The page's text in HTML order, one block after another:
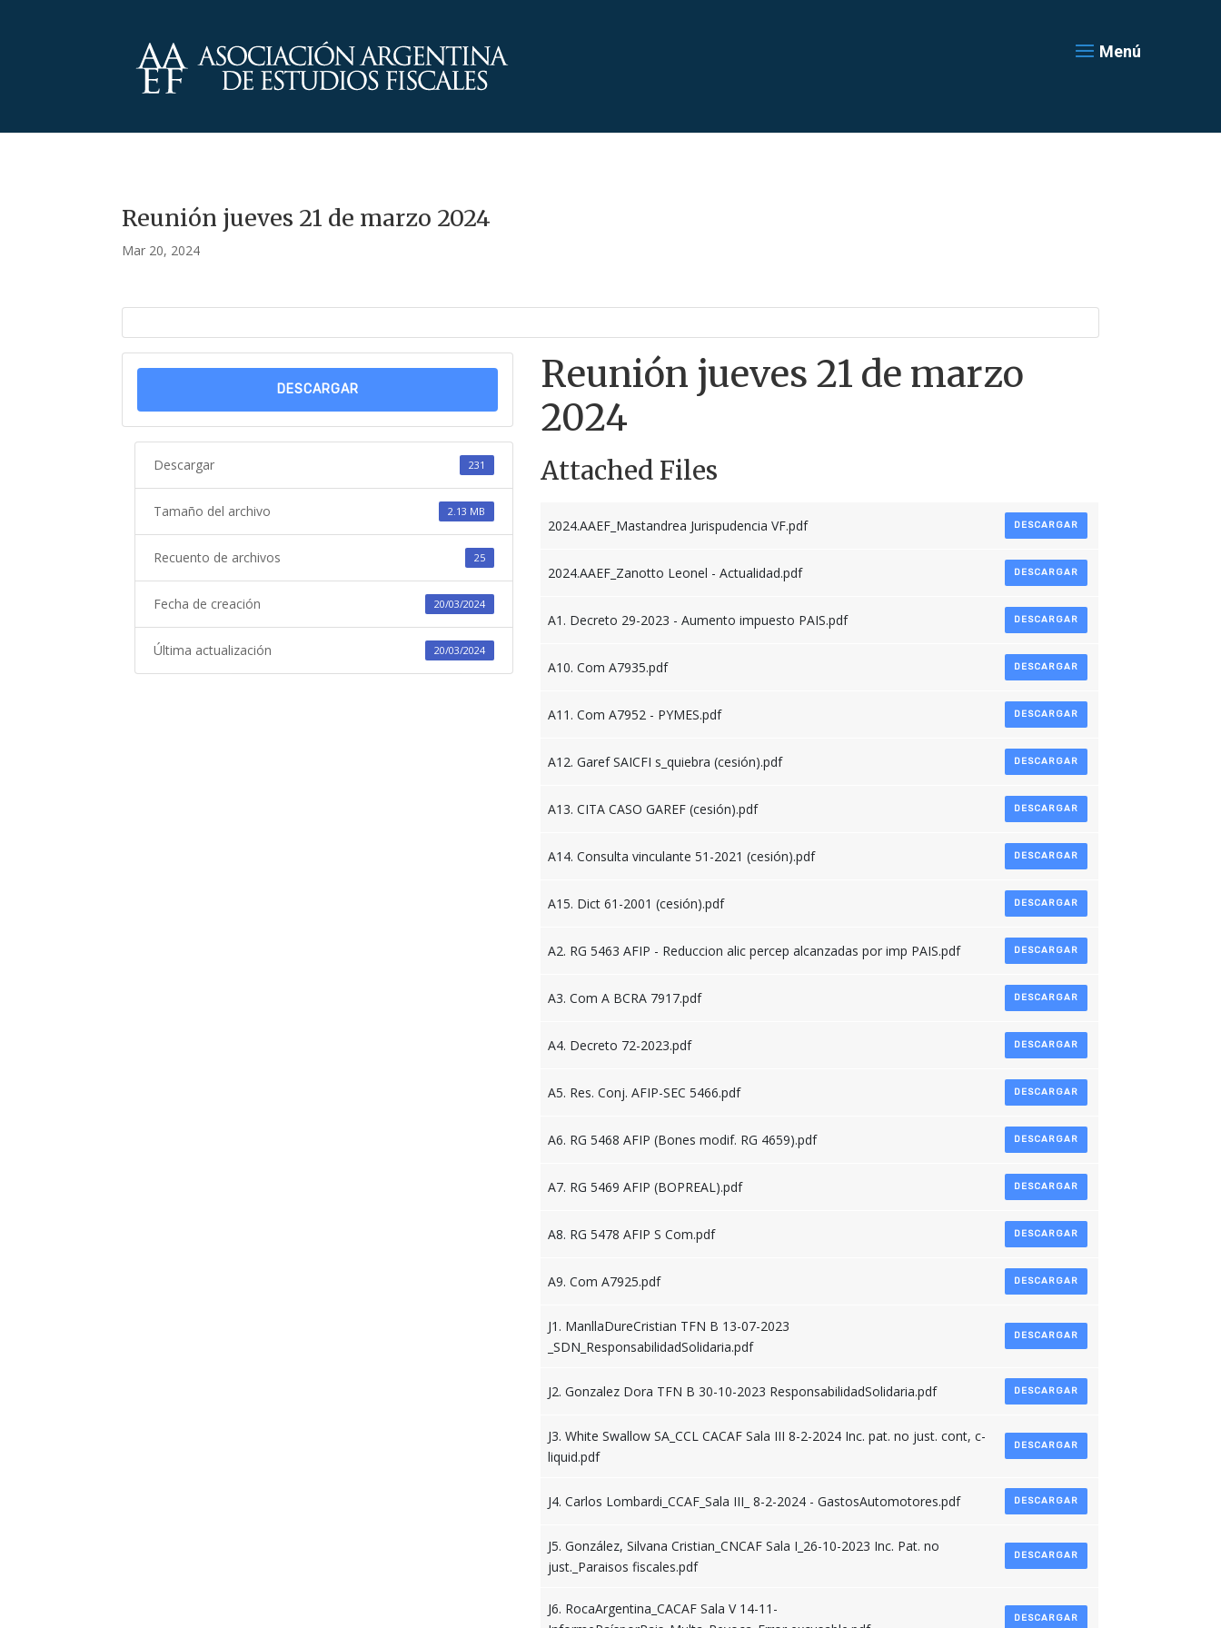
Menú
Reunión jueves 21 de marzo 2024
Mar 20, 2024
DESCARGAR
Descargar 231
Tamaño del archivo 2.13 MB
Recuento de archivos 25
Fecha de creación 20/03/2024
Última actualización 20/03/2024
Reunión jueves 21 de marzo
2024
Attached Files
2024.AAEF_Mastandrea Jurispudencia VF.pdf DESCARGAR
2024.AAEF_Zanotto Leonel - Actualidad.pdf DESCARGAR
A1. Decreto 29-2023 - Aumento impuesto PAIS.pdf DESCARGAR
A10. Com A7935.pdf DESCARGAR
A11. Com A7952 - PYMES.pdf DESCARGAR
A12. Garef SAICFI s_quiebra (cesión).pdf DESCARGAR
A13. CITA CASO GAREF (cesión).pdf DESCARGAR
A14. Consulta vinculante 51-2021 (cesión).pdf DESCARGAR
A15. Dict 61-2001 (cesión).pdf DESCARGAR
A2. RG 5463 AFIP - Reduccion alic percep alcanzadas por imp PAIS.pdf DESCARGAR
A3. Com A BCRA 7917.pdf DESCARGAR
A4. Decreto 72-2023.pdf DESCARGAR
A5. Res. Conj. AFIP-SEC 5466.pdf DESCARGAR
A6. RG 5468 AFIP (Bones modif. RG 4659).pdf DESCARGAR
A7. RG 5469 AFIP (BOPREAL).pdf DESCARGAR
A8. RG 5478 AFIP S Com.pdf DESCARGAR
A9. Com A7925.pdf DESCARGAR
J1. ManllaDureCristian TFN B 13-07-2023
_SDN_ResponsabilidadSolidaria.pdf
DESCARGAR
J2. Gonzalez Dora TFN B 30-10-2023 ResponsabilidadSolidaria.pdf DESCARGAR
J3. White Swallow SA_CCL CACAF Sala III 8-2-2024 Inc. pat. no just. cont, c-
liquid.pdf
DESCARGAR
J4. Carlos Lombardi_CCAF_Sala III_ 8-2-2024 - GastosAutomotores.pdf DESCARGAR
J5. González, Silvana Cristian_CNCAF Sala I_26-10-2023 Inc. Pat. no
just._Paraisos fiscales.pdf
DESCARGAR
J6. RocaArgentina_CACAF Sala V 14-11-
DESCARGAR